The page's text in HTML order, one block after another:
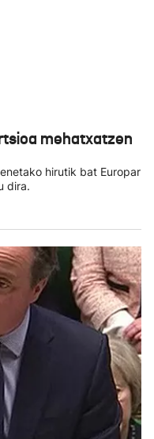
mehatxatzen
hirutik bat Europar
dira.